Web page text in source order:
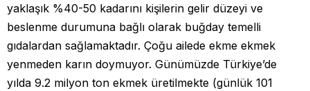
yaklaşık %40-50 kadarını kişilerin gelir düzeyi ve
beslenme durumuna bağlı olarak buğday temelli
gıdalardan sağlamaktadır. Çoğu ailede ekme ekmek
yenmeden karın doymuyor. Günümüzde Türkiye’de
yılda 9.2 milyon ton ekmek üretilmekte (günlük 101